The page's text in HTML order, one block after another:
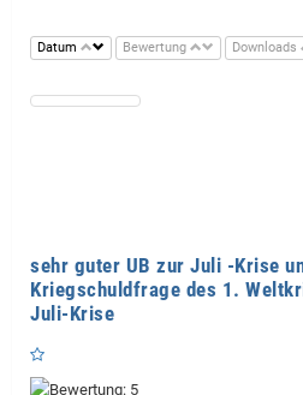
Datum Bewertung Downloads
sehr guter UB zur Juli -Krise
Kriegschuldfrage des 1.
Juli-Krise